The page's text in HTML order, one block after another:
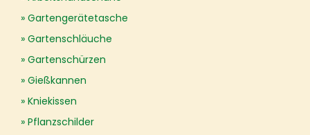
Gartengerätetasche
Gartenschläuche
Gartenschürzen
Gießkannen
Kniekissen
Pflanzschilder